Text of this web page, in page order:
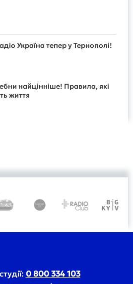
Україна тепер у Тернополі!
найцінніше! Правила, які
життя
0 800 334 103